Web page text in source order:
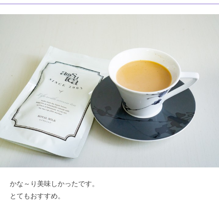
かな～り美味しかったです。
とてもおすすめ。